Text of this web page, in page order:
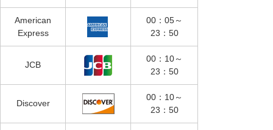
American
Express
00：05～
23：50
JCB
00：10～
23：50
Discover
00：10～
23：50